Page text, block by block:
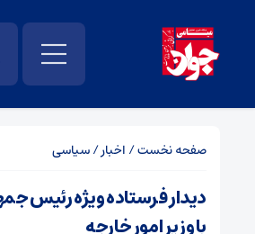
صفحه نخست/ اخبار/سیاسی
دیدار فرستاده ویژه رئیس
با وزیر امور خارجه